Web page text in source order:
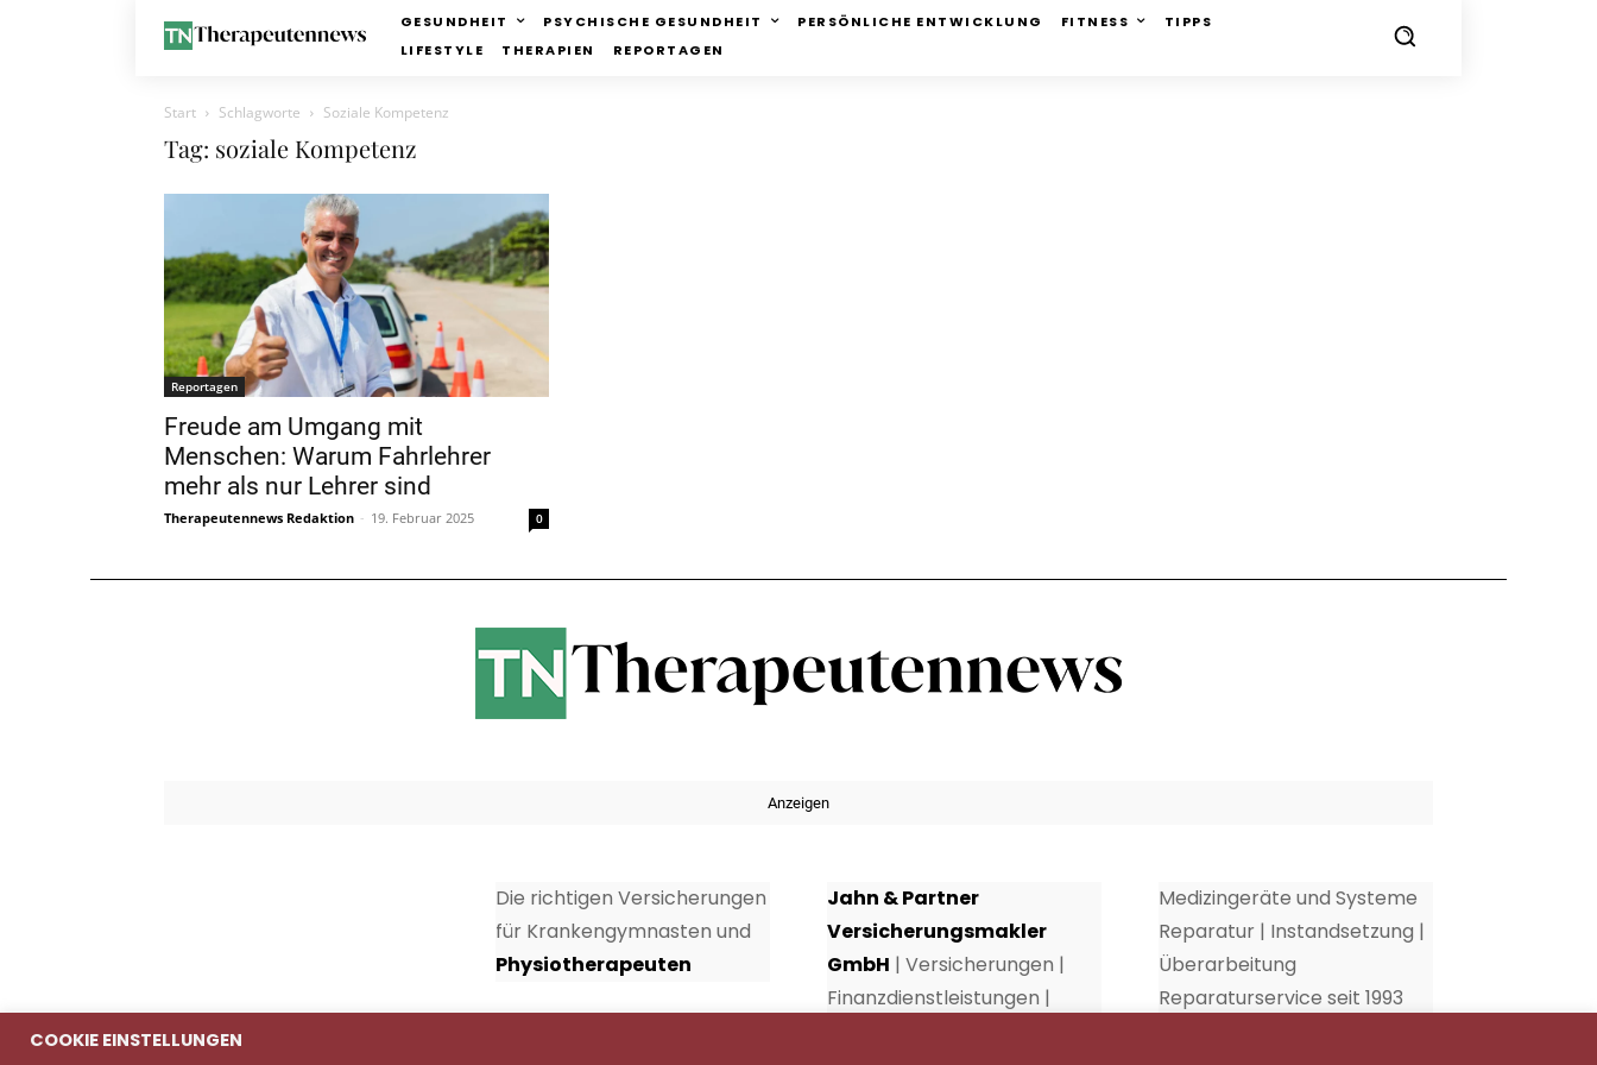
GESUNDHEIT PSYCHISCHE GESUNDHEIT PERSÖNLICHE ENTWICKLUNG FITNESS
TIPPS
LIFESTYLE
THERAPIEN REPORTAGEN
Start Schlagworte Soziale Kompetenz
Tag: soziale Kompetenz
Reportagen
Freude am Umgang mit
Menschen: Warum Fahrlehrer
mehr als nur Lehrer sind
Therapeutennews Redaktion - 19. Februar 2025 0
Anzeigen
Die richtigen Versicherungen
für Krankengymnasten und
Physiotherapeuten
Jahn & Partner
Versicherungsmakler
GmbH | Versicherungen |
Finanzdienstleistungen |
Medizingeräte und Systeme
Reparatur | Instandsetzung |
Überarbeitung
Reparaturservice seit 1993
COOKIE EINSTELLUNGEN